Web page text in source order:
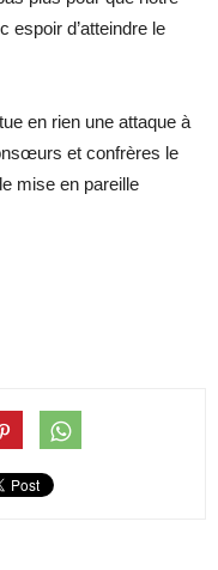
espoir d’atteindre le
en rien une attaque à
et confrères le
mise en pareille